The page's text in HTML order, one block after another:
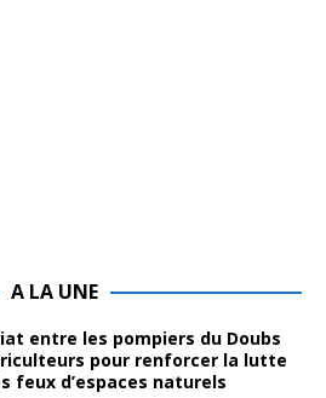
A LA UNE
entre les pompiers du Doubs
pour renforcer la lutte
feux d’espaces naturels